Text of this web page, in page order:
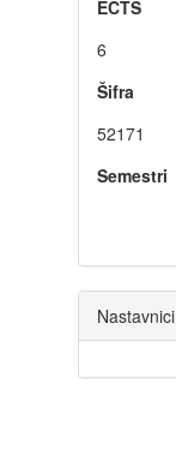
ECTS
6
Šifra
52171
Semestri
Nastavnici